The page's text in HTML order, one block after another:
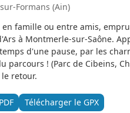
Formans (Ain)
en famille ou entre amis,
à Montmerle-sur-Saône.
d'une pause, par les
parcours ! (Parc de Cibeins,
retour.
Télécharger le GPX